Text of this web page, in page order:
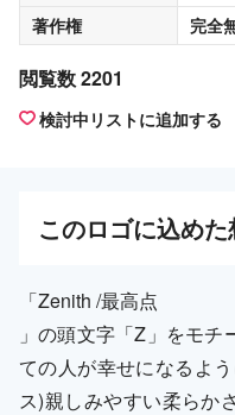
著作権
完全
閲覧数 2201
検討中リストに追加する
このロゴに込めた
「Zenith /最高点
」の頭文字「Z」をモ
ての人が幸せになるよ
ス)親しみやすい柔らか